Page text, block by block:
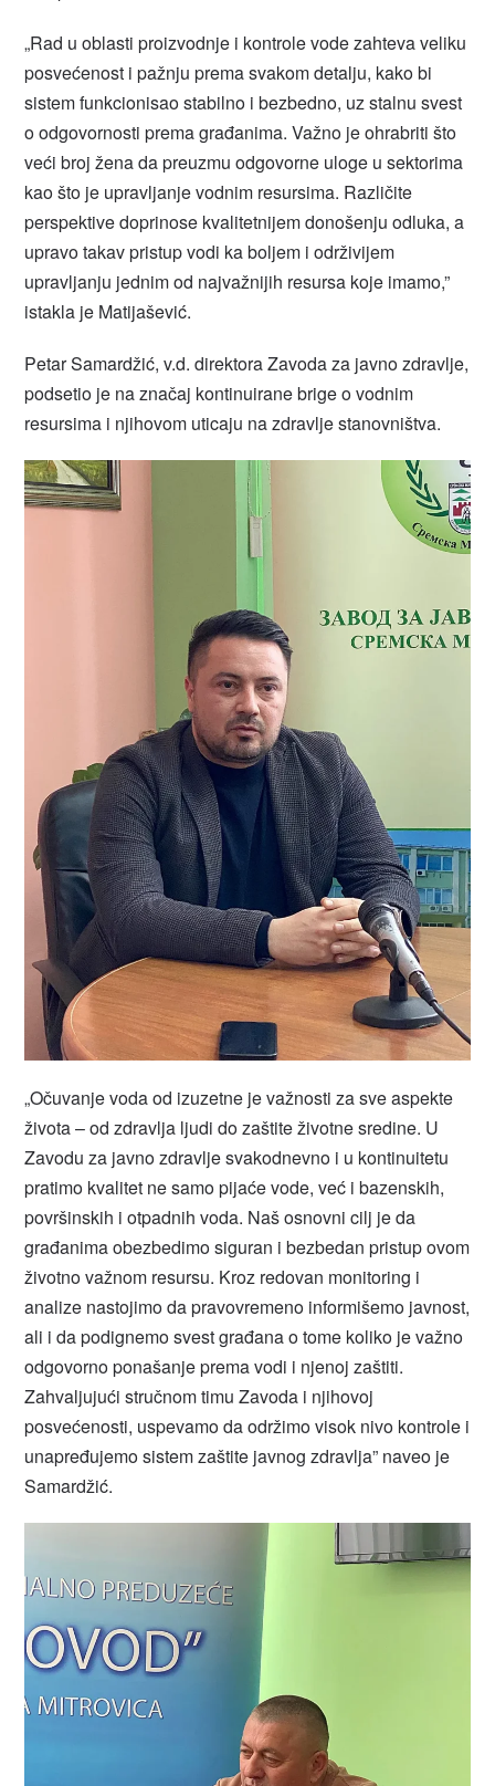
„Rad u oblasti proizvodnje i kontrole vode zahteva veliku
posvećenost i pažnju prema svakom detalju, kako bi
sistem funkcionisao stabilno i bezbedno, uz stalnu svest
o odgovornosti prema građanima. Važno je ohrabriti što
veći broj žena da preuzmu odgovorne uloge u sektorima
kao što je upravljanje vodnim resursima. Različite
perspektive doprinose kvalitetnijem donošenju odluka, a
upravo takav pristup vodi ka boljem i održivijem
upravljanju jednim od najvažnijih resursa koje imamo,”
istakla je Matijašević.
Petar Samardžić, v.d. direktora Zavoda za javno zdravlje,
podsetio je na značaj kontinuirane brige o vodnim
resursima i njihovom uticaju na zdravlje stanovništva.
„Očuvanje voda od izuzetne je važnosti za sve aspekte
života – od zdravlja ljudi do zaštite životne sredine. U
Zavodu za javno zdravlje svakodnevno i u kontinuitetu
pratimo kvalitet ne samo pijaće vode, već i bazenskih,
površinskih i otpadnih voda. Naš osnovni cilj je da
građanima obezbedimo siguran i bezbedan pristup ovom
životno važnom resursu. Kroz redovan monitoring i
analize nastojimo da pravovremeno informišemo javnost,
ali i da podignemo svest građana o tome koliko je važno
odgovorno ponašanje prema vodi i njenoj zaštiti.
Zahvaljujući stručnom timu Zavoda i njihovoj
posvećenosti, uspevamo da održimo visok nivo kontrole i
unapređujemo sistem zaštite javnog zdravlja” naveo je
Samardžić.